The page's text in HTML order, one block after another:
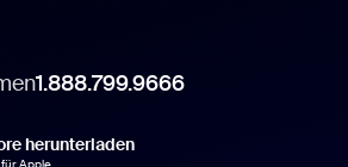
1.888.799.9666
herunterladen
Apple